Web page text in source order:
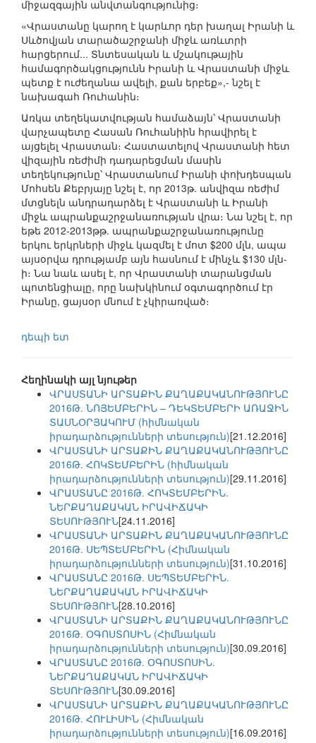
միջազգային անվտանգությունից։
«Վրաստանը կարող է կարևոր դեր խաղալ Իրանի և
Սևծովյան տարածաշրջանի միջև առևտրի
հարցերում... Տնտեսական և մշակութային
համագործակցությունն Իրանի և Վրաստանի միջև
պետք է ուժեղանա ավելի, քան երբեք»,- նշել է
նախագահ Ռուհանին։
Առկա տեղեկատվության համաձայն՝ Վրաստանի
վարչապետը Հասան Ռուհանիին հրավիրել է
այցելել Վրաստան։ Հաստատելով Վրաստանի հետ
վիզային ռեժիմի դադարեցման մասին
տեղեկությունը՝ Վրաստանում Իրանի փոխդեսպան
Մոհսեն Քեբրյայը նշել է, որ 2013թ. անվիզա ռեժիմ
մտցնելն անդրադարձել է Վրաստանի և Իրանի
միջև ապրանքաշրջանառության վրա։ Նա նշել է, որ
եթե 2012-2013թթ. ապրանքաշրջանառությունը
երկու երկրների միջև կազմել է մոտ $200 մլն, ապա
այսօրվա դրությամբ այն հասնում է մինչև $130 մլն-
ի։ Նա նաև ասել է, որ Վրաստանի տարանցման
պոտենցիալը, որը նախկինում օգտագործում էր
Իրանը, ցայսօր մնում է չկիրառված։
դեպի ետ
Հեղինակի այլ նյութեր
ՎՐԱՍՏԱՆԻ ԱՐՏԱՔԻՆ ՔԱՂԱՔԱԿԱՆՈՒԹՅՈՒՆԸ
2016Թ. ՆՈՅԵՄԲԵՐԻՆ – ԴԵԿՏԵՄԲԵՐԻ ԱՌԱՋԻՆ
ՏԱՍՆՕՐՅԱԿՈՒՄ (հիմնական
իրադարձությունների տեսություն)[21.12.2016]
ՎՐԱՍՏԱՆԻ ԱՐՏԱՔԻՆ ՔԱՂԱՔԱԿԱՆՈՒԹՅՈՒՆԸ
2016Թ. ՀՈԿՏԵՄԲԵՐԻՆ (հիմնական
իրադարձությունների տեսություն)[29.11.2016]
ՎՐԱՍՏԱՆԸ 2016Թ. ՀՈԿՏԵՄԲԵՐԻՆ.
ՆԵՐՔԱՂԱՔԱԿԱՆ ԻՐԱՎԻՃԱԿԻ
ՏԵՍՈՒԹՅՈՒՆ[24.11.2016]
ՎՐԱՍՏԱՆԻ ԱՐՏԱՔԻՆ ՔԱՂԱՔԱԿԱՆՈՒԹՅՈՒՆԸ
2016Թ. ՍԵՊՏԵՄԲԵՐԻՆ (Հիմնական
իրադարձությունների տեսություն)[31.10.2016]
ՎՐԱՍՏԱՆԸ 2016Թ. ՍԵՊՏԵՄԲԵՐԻՆ.
ՆԵՐՔԱՂԱՔԱԿԱՆ ԻՐԱՎԻՃԱԿԻ
ՏԵՍՈՒԹՅՈՒՆ[28.10.2016]
ՎՐԱՍՏԱՆԻ ԱՐՏԱՔԻՆ ՔԱՂԱՔԱԿԱՆՈՒԹՅՈՒՆԸ
2016Թ. ՕԳՈՍՏՈՍԻՆ (Հիմնական
իրադարձությունների տեսություն)[30.09.2016]
ՎՐԱՍՏԱՆԸ 2016Թ. ՕԳՈՍՏՈՍԻՆ.
ՆԵՐՔԱՂԱՔԱԿԱՆ ԻՐԱՎԻՃԱԿԻ
ՏԵՍՈՒԹՅՈՒՆ[30.09.2016]
ՎՐԱՍՏԱՆԻ ԱՐՏԱՔԻՆ ՔԱՂԱՔԱԿԱՆՈՒԹՅՈՒՆԸ
2016Թ. ՀՈՒԼԻՍԻՆ (Հիմնական
իրադարձությունների տեսություն)[16.09.2016]